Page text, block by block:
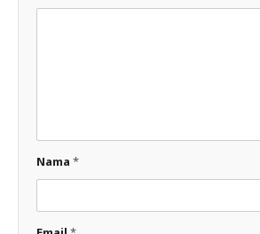
Nama *